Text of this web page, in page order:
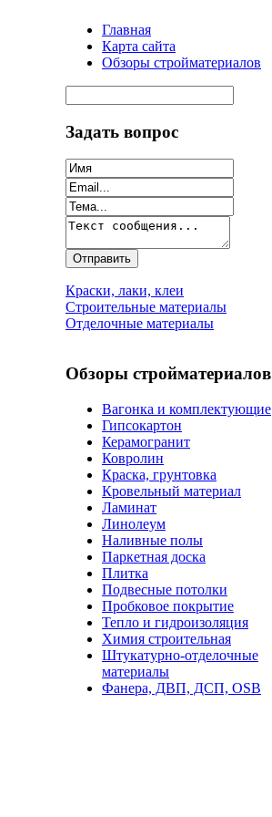
Главная
Карта сайта
Обзоры стройматериалов
Задать вопрос
Краски, лаки, клеи
Строительные материалы
Отделочные материалы
Обзоры стройматериалов
Вагонка и комплектующие
Гипсокартон
Керамогранит
Ковролин
Краска, грунтовка
Кровельный материал
Ламинат
Линолеум
Наливные полы
Паркетная доска
Плитка
Подвесные потолки
Пробковое покрытие
Тепло и гидроизоляция
Химия строительная
Штукатурно-отделочные
материалы
Фанера, ДВП, ДСП, OSB